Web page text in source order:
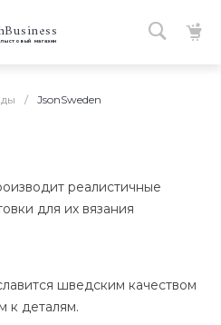
магазин
/ JsonSweden
реалистичные
для их вязания
шведским качеством
к деталям.